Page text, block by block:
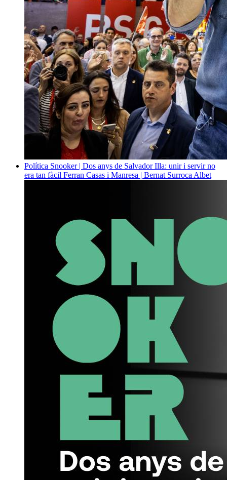
Política Snooker | Dos anys de Salvador Illa: unir i servir no
era tan fàcil Ferran Casas i Manresa | Bernat Surroca Albet